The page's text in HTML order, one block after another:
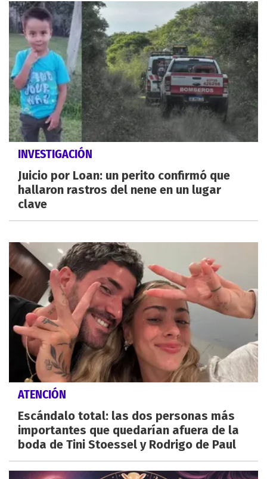
INVESTIGACIÓN
Juicio por Loan: un perito confirmó que
hallaron rastros del nene en un lugar
clave
ATENCIÓN
Escándalo total: las dos personas más
importantes que quedarían afuera de la
boda de Tini Stoessel y Rodrigo de Paul